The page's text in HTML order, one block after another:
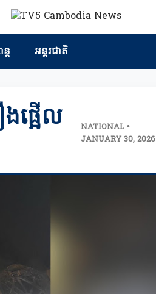
ត អន្តរជាតិ
ផ្អើល
NATIONAL •
JANUARY 30, 2026